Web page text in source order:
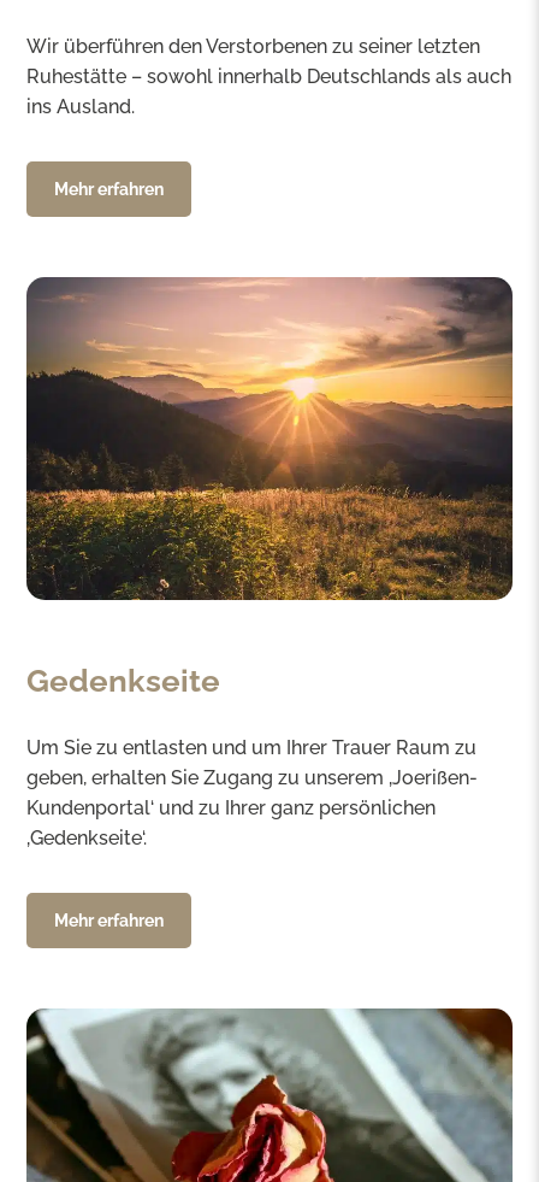
Wir überführen den Verstorbenen zu seiner letzten
Ruhestätte – sowohl innerhalb Deutschlands als auch
ins Ausland.
Mehr erfahren
Gedenkseite
Um Sie zu entlasten und um Ihrer Trauer Raum zu
geben, erhalten Sie Zugang zu unserem ‚Joerißen-
Kundenportal‘ und zu Ihrer ganz persönlichen
‚Gedenkseite‘.
Mehr erfahren